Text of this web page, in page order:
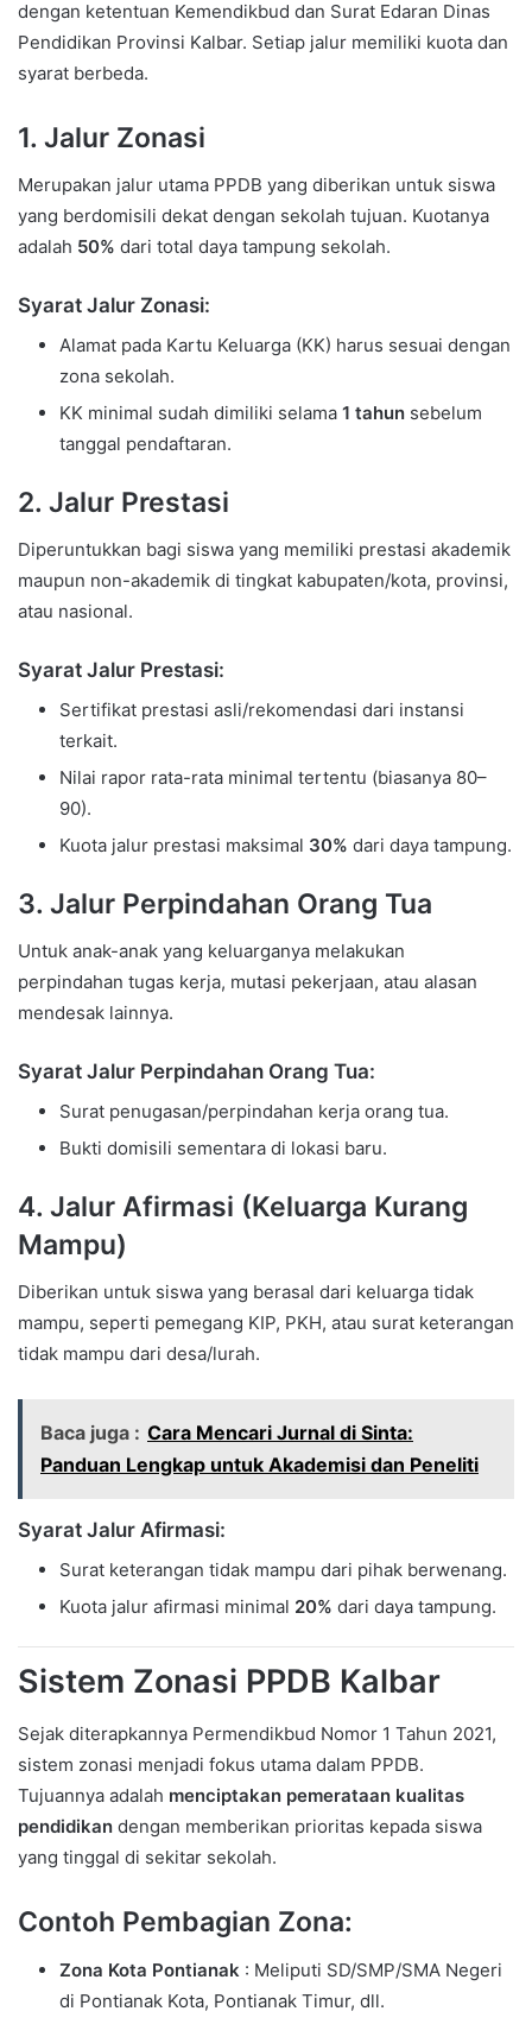
dengan ketentuan Kemendikbud dan Surat Edaran Dinas
Pendidikan Provinsi Kalbar. Setiap jalur memiliki kuota dan
syarat berbeda.
1. Jalur Zonasi
Merupakan jalur utama PPDB yang diberikan untuk siswa
yang berdomisili dekat dengan sekolah tujuan. Kuotanya
adalah 50% dari total daya tampung sekolah.
Syarat Jalur Zonasi:
Alamat pada Kartu Keluarga (KK) harus sesuai dengan
zona sekolah.
KK minimal sudah dimiliki selama 1 tahun sebelum
tanggal pendaftaran.
2. Jalur Prestasi
Diperuntukkan bagi siswa yang memiliki prestasi akademik
maupun non-akademik di tingkat kabupaten/kota, provinsi,
atau nasional.
Syarat Jalur Prestasi:
Sertifikat prestasi asli/rekomendasi dari instansi
terkait.
Nilai rapor rata-rata minimal tertentu (biasanya 80–
90).
Kuota jalur prestasi maksimal 30% dari daya tampung.
3. Jalur Perpindahan Orang Tua
Untuk anak-anak yang keluarganya melakukan
perpindahan tugas kerja, mutasi pekerjaan, atau alasan
mendesak lainnya.
Syarat Jalur Perpindahan Orang Tua:
Surat penugasan/perpindahan kerja orang tua.
Bukti domisili sementara di lokasi baru.
4. Jalur Afirmasi (Keluarga Kurang
Mampu)
Diberikan untuk siswa yang berasal dari keluarga tidak
mampu, seperti pemegang KIP, PKH, atau surat keterangan
tidak mampu dari desa/lurah.
Baca juga : Cara Mencari Jurnal di Sinta:
Panduan Lengkap untuk Akademisi dan Peneliti
Syarat Jalur Afirmasi:
Surat keterangan tidak mampu dari pihak berwenang.
Kuota jalur afirmasi minimal 20% dari daya tampung.
Sistem Zonasi PPDB Kalbar
Sejak diterapkannya Permendikbud Nomor 1 Tahun 2021,
sistem zonasi menjadi fokus utama dalam PPDB.
Tujuannya adalah menciptakan pemerataan kualitas
pendidikan dengan memberikan prioritas kepada siswa
yang tinggal di sekitar sekolah.
Contoh Pembagian Zona:
Zona Kota Pontianak : Meliputi SD/SMP/SMA Negeri
di Pontianak Kota, Pontianak Timur, dll.